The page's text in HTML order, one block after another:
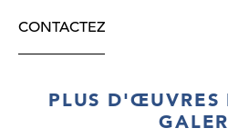
CONTACTEZ
PLUS D'ŒUVRES